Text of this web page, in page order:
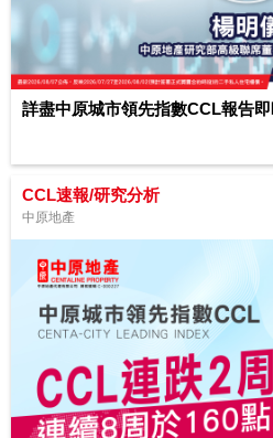
詳盡中原城市領先指數CCL報告即
CCL速報/研究分析
中原地產